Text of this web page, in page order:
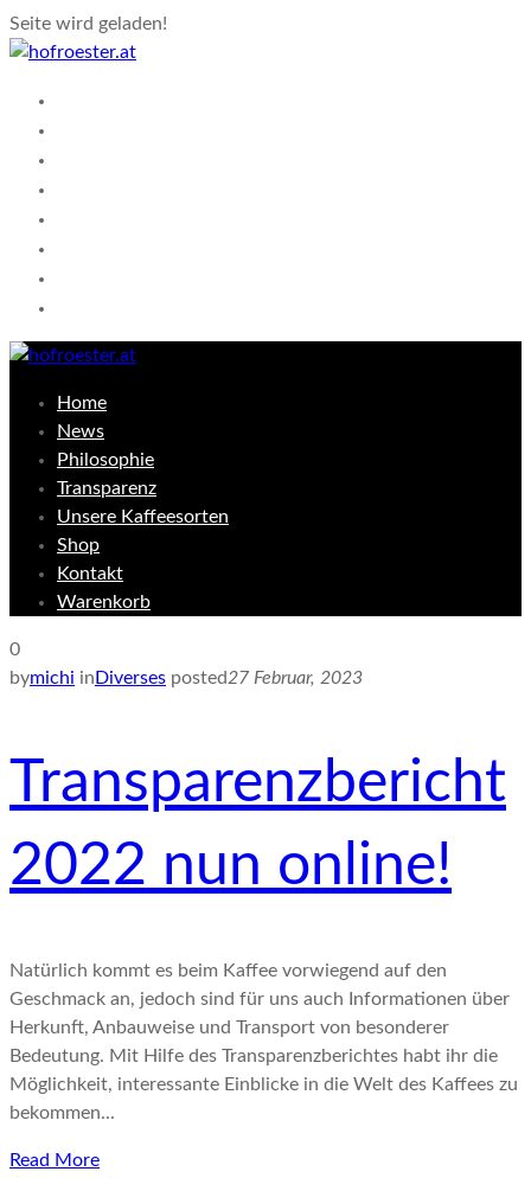
Seite wird geladen!
Home
News
Philosophie
Transparenz
Unsere Kaffeesorten
Shop
Kontakt
Warenkorb
0
bymichi in Diverses posted27 Februar, 2023
Transparenzbericht
2022 nun online!
Natürlich kommt es beim Kaffee vorwiegend auf den
Geschmack an, jedoch sind für uns auch Informationen über
Herkunft, Anbauweise und Transport von besonderer
Bedeutung. Mit Hilfe des Transparenzberichtes habt ihr die
Möglichkeit, interessante Einblicke in die Welt des Kaffees zu
bekommen...
Read More